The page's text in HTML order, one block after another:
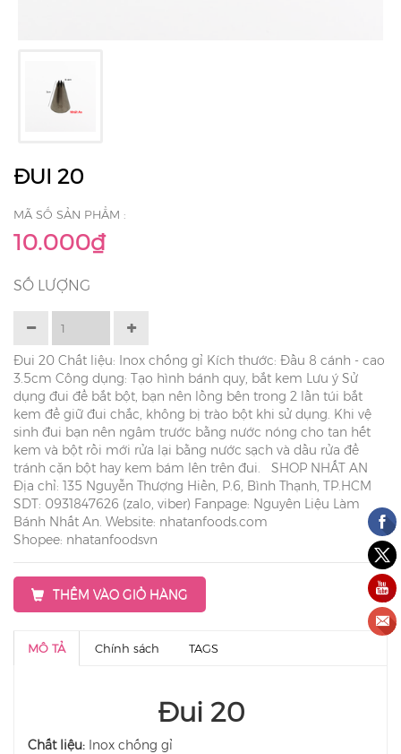
ĐUI 20
MÃ SỐ SẢN PHẨM :
10.000₫
SỐ LƯỢNG
Đui 20 Chất liệu: Inox chống gỉ Kích thước: Đầu 8 cánh - cao
3.5cm Công dụng: Tạo hình bánh quy, bắt kem Lưu ý Sử
dụng đui để bắt bột, bạn nên lồng bên trong 2 lần túi bắt
kem để giữ đui chắc, không bị trào bột khi sử dụng. Khi vệ
sinh đui bạn nên ngâm trước bằng nước nóng cho tan hết
kem và bột rồi mới rửa lại bằng nước sạch và dầu rửa để
tránh cặn bột hay kem bám lên trên đui. SHOP NHẤT AN
Địa chỉ: 135 Nguyễn Thượng Hiền, P.6, Bình Thạnh, TP.HCM
SDT: 0931847626 (zalo, viber) Fanpage: Nguyên Liệu Làm
Bánh Nhất An. Website: nhatanfoods.com
Shopee: nhatanfoodsvn
THÊM VÀO GIỎ HÀNG
MÔ TẢ Chính sách TAGS
Đui 20
Chất liệu: Inox chống gỉ